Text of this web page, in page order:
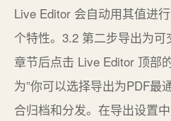
Live Editor 会自动用其值进
个特性。3.2 第二步导出为
章节后点击 Live Editor 顶部
为”你可以选择导出为PDF最
合归档和分发。在导出设置